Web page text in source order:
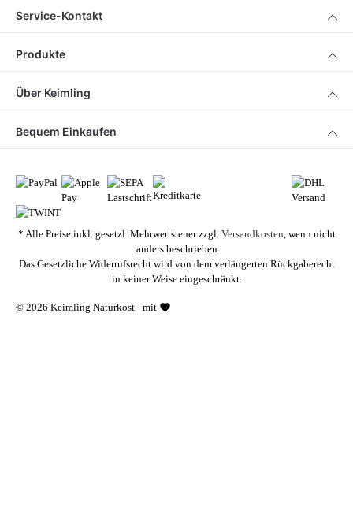
Service-Kontakt
Produkte
Über Keimling
Bequem Einkaufen
* Alle Preise inkl. gesetzl. Mehrwertsteuer zzgl. Versandkosten , wenn nicht
anders beschrieben
Das Gesetzliche Widerrufsrecht wird von dem verlängerten Rückgaberecht
in keiner Weise eingeschränkt.
© 2026 Keimling Naturkost - mit